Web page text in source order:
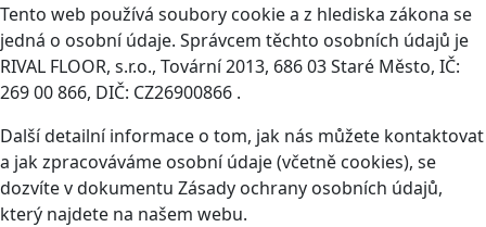
Tento web používá soubory cookie a z hlediska zákona se
jedná o osobní údaje. Správcem těchto osobních údajů je
RIVAL FLOOR, s.r.o., Tovární 2013, 686 03 Staré Město, IČ:
269 00 866, DIČ: CZ26900866 .
Další detailní informace o tom, jak nás můžete kontaktovat
a jak zpracováváme osobní údaje (včetně cookies), se
dozvíte v dokumentu Zásady ochrany osobních údajů,
který najdete na našem webu.